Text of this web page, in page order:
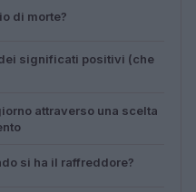
di morte?
significati positivi (che
attraverso una scelta
si ha il raffreddore?